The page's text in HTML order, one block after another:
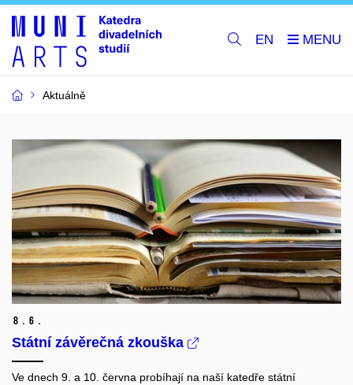
EN
Aktuálně
8. 6.
Státní závěrečná zkouška
Ve dnech 9. a 10. června probíhají na naší katedře státní